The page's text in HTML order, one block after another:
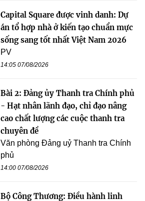
Capital Square được vinh danh: Dự
án tổ hợp nhà ở kiến tạo chuẩn mực
sống sang tốt nhất Việt Nam 2026
PV
14:05 07/08/2026
Bài 2: Đảng ủy Thanh tra Chính phủ
- Hạt nhân lãnh đạo, chỉ đạo nâng
cao chất lượng các cuộc thanh tra
chuyên đề
Văn phòng Đảng uỷ Thanh tra Chính
phủ
14:00 07/08/2026
Bộ Công Thương: Điều hành linh